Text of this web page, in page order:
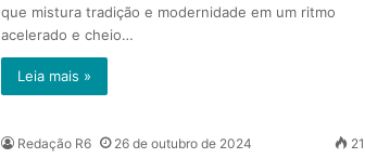
que mistura tradição e modernidade em um ritmo
acelerado e cheio…
Leia mais »
Redação R6 26 de outubro de 2024 21